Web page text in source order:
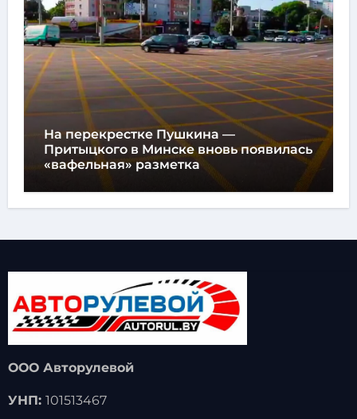
На перекрестке Пушкина —
Притыцкого в Минске вновь появилась
«вафельная» разметка
ООО Авторулевой
УНП: 101513467